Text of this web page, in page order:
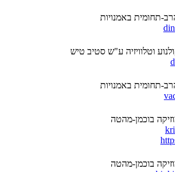
תחומית באמנויות
וטלוויזיה ע"ש סטיב טיש
תחומית באמנויות
בוכמן-מהטה
בוכמן-מהטה